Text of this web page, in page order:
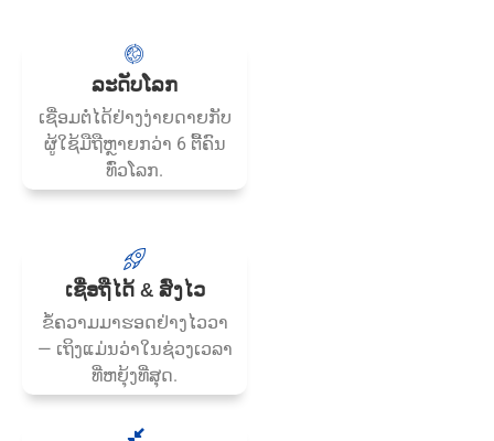
ລະດັບໂລກ
ເຊື່ອມຕໍ່ໄດ້ຢ່າງງ່າຍດາຍກັບ
ຜູ້ໃຊ້ມືຖືຫຼາຍກວ່າ 6 ຕື້ຄົນ
ທົ່ວໂລກ.
ເຊື່ອຖືໄດ້ & ສົ່ງໄວ
ຂໍ້ຄວາມມາຮອດຢ່າງໄວວາ
— ເຖິງແມ່ນວ່າໃນຊ່ວງເວລາ
ທີ່ຫຍຸ້ງທີ່ສຸດ.